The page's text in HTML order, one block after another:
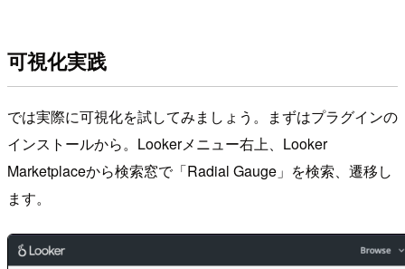
可視化実践
では実際に可視化を試してみましょう。まずはプラグインの
インストールから。Lookerメニュー右上、Looker
Marketplaceから検索窓で「Radial Gauge」を検索、遷移し
ます。